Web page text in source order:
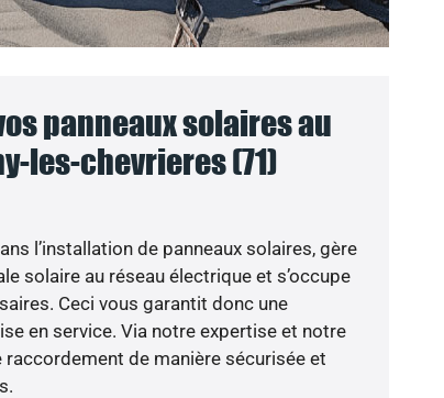
panneaux solaires au
les-chevrieres (71)
l’installation de panneaux solaires, gère
solaire au réseau électrique et s’occupe
Ceci vous garantit donc une
en service. Via notre expertise et notre
de manière sécurisée et